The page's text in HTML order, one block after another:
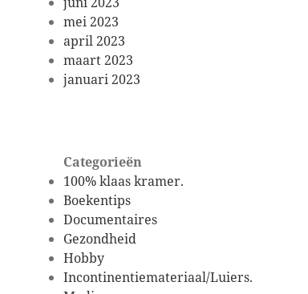
mei 2023
april 2023
maart 2023
januari 2023
Categorieën
100% klaas kramer.
Boekentips
Documentaires
Gezondheid
Hobby
Incontinentiemateriaal/Luiers.